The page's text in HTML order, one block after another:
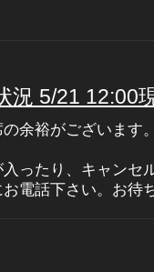
況 5/21 12:00
余裕がございます
ったり、キャンセ
電話下さい。お待